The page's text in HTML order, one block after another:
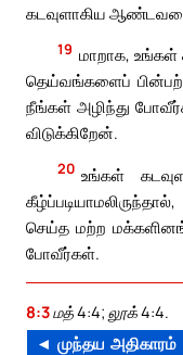
கடவுளாகிய
19 மாறாக,
தெய்வங்களைப்
நீங்கள் அழிந்து
விடுக்கிறேன்.
20 உங்கள்
செய்த மற்ற
போவீர்கள்.
8:3மத் 4:4; லூக் 4:4.
◄ முந்தய அதிகாரம்